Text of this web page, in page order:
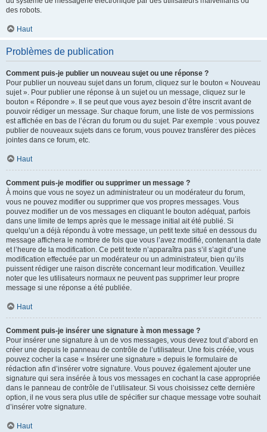
des robots.
Haut
Problèmes de publication
Comment puis-je publier un nouveau sujet ou une réponse ?
Pour publier un nouveau sujet dans un forum, cliquez sur le bouton « Nouveau
sujet ». Pour publier une réponse à un sujet ou un message, cliquez sur le
bouton « Répondre ». Il se peut que vous ayez besoin d’être inscrit avant de
pouvoir rédiger un message. Sur chaque forum, une liste de vos permissions
est affichée en bas de l’écran du forum ou du sujet. Par exemple : vous pouvez
publier de nouveaux sujets dans ce forum, vous pouvez transférer des pièces
jointes dans ce forum, etc.
Haut
Comment puis-je modifier ou supprimer un message ?
À moins que vous ne soyez un administrateur ou un modérateur du forum,
vous ne pouvez modifier ou supprimer que vos propres messages. Vous
pouvez modifier un de vos messages en cliquant le bouton adéquat, parfois
dans une limite de temps après que le message initial ait été publié. Si
quelqu’un a déjà répondu à votre message, un petit texte situé en dessous du
message affichera le nombre de fois que vous l’avez modifié, contenant la date
et l’heure de la modification. Ce petit texte n’apparaîtra pas s’il s’agit d’une
modification effectuée par un modérateur ou un administrateur, bien qu’ils
puissent rédiger une raison discrète concernant leur modification. Veuillez
noter que les utilisateurs normaux ne peuvent pas supprimer leur propre
message si une réponse a été publiée.
Haut
Comment puis-je insérer une signature à mon message ?
Pour insérer une signature à un de vos messages, vous devez tout d’abord en
créer une depuis le panneau de contrôle de l’utilisateur. Une fois créée, vous
pouvez cocher la case « Insérer une signature » depuis le formulaire de
rédaction afin d’insérer votre signature. Vous pouvez également ajouter une
signature qui sera insérée à tous vos messages en cochant la case appropriée
dans le panneau de contrôle de l’utilisateur. Si vous choisissez cette dernière
option, il ne vous sera plus utile de spécifier sur chaque message votre souhait
d’insérer votre signature.
Haut